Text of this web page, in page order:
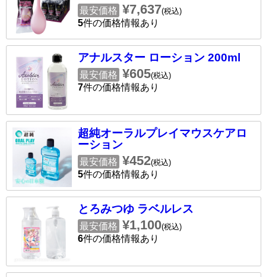
最安価格 ¥7,637(税込)
5件の価格情報あり
アナルスター ローション 200ml
最安価格 ¥605(税込)
7件の価格情報あり
超純オーラルプレイマウスケアロ
ーション
最安価格 ¥452(税込)
5件の価格情報あり
とろみつゆ ラベルレス
最安価格 ¥1,100(税込)
6件の価格情報あり